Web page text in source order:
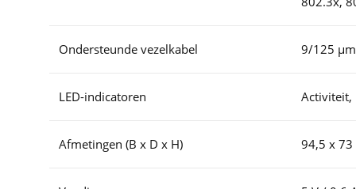
Ondersteunde vezelkabel 9/125 µm
LED-indicatoren Activiteit,
Afmetingen (B x D x H) 94,5 x